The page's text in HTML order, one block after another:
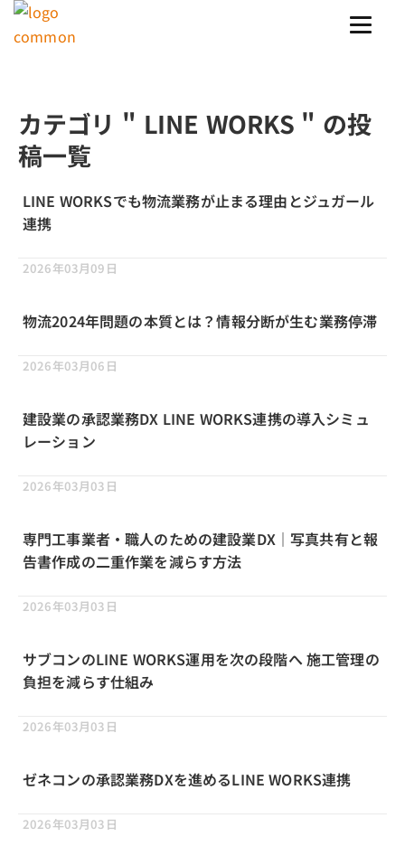
カテゴリ " LINE WORKS " の投
稿一覧
LINE WORKSでも物流業務が止まる理由とジュガール
連携
2026年03月09日
物流2024年問題の本質とは？情報分断が生む業務停滞
2026年03月06日
建設業の承認業務DX LINE WORKS連携の導入シミュ
レーション
2026年03月03日
専門工事業者・職人のための建設業DX｜写真共有と報
告書作成の二重作業を減らす方法
2026年03月03日
サブコンのLINE WORKS運用を次の段階へ 施工管理の
負担を減らす仕組み
2026年03月03日
ゼネコンの承認業務DXを進めるLINE WORKS連携
2026年03月03日